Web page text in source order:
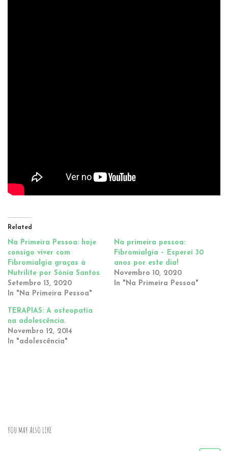
Related
Na Primeira Pessoa: hoje
consigo viver com
Fibromialgia graças à
Nutrilite por Sónia Santos
Setembro 13, 2020
In "Na Primeira Pessoa"
Na primeira pessoa:
Fibromialgia – Esperei 30
anos por este dia!
Novembro 10, 2020
In "Na Primeira Pessoa"
TERAPIAS: A osteopatia
na adolescência.
Novembro 12, 2014
In "adolescência"
YOU MAY ALSO LIKE